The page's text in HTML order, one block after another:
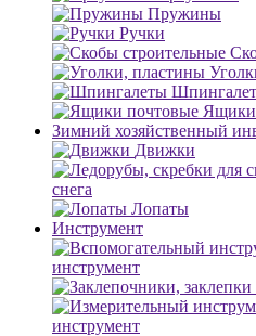
Пружины
Ручки
Ящики
Зимний хозяйственный
Движки
снега
Лопаты
Инструмент
инструмент
инструмент